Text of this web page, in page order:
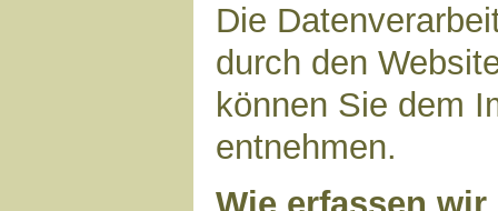
Die
durch den
können Sie dem
entnehmen.